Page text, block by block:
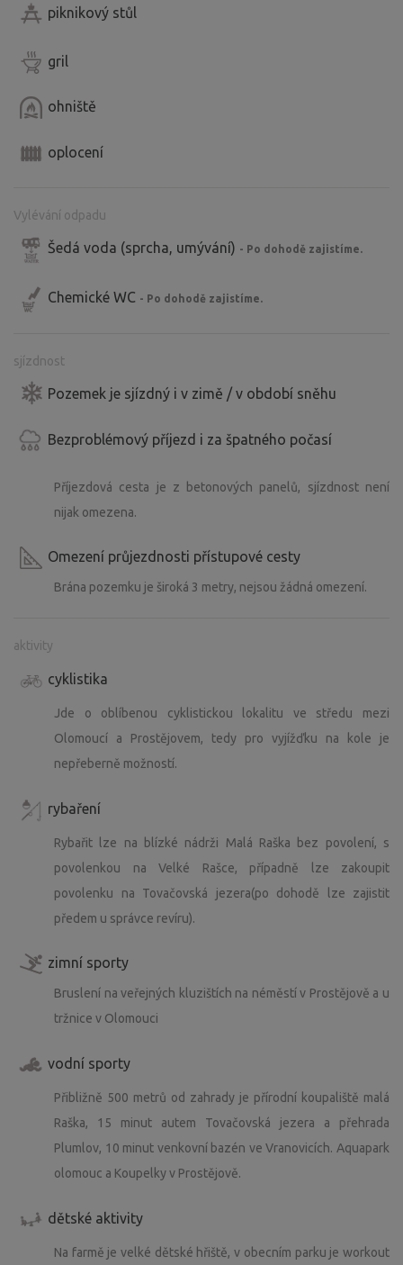
piknikový stůl
gril
ohniště
oplocení
Vylévání odpadu
Šedá voda (sprcha, umývání) - Po dohodě zajistíme.
Chemické WC - Po dohodě zajistíme.
sjízdnost
Pozemek je sjízdný i v zimě / v období sněhu
Bezproblémový příjezd i za špatného počasí
Příjezdová cesta je z betonových panelů, sjízdnost není
nijak omezena.
Omezení průjezdnosti přístupové cesty
Brána pozemku je široká 3 metry, nejsou žádná omezení.
aktivity
cyklistika
Jde o oblíbenou cyklistickou lokalitu ve středu mezi
Olomoucí a Prostějovem, tedy pro vyjížďku na kole je
nepřeberně možností.
rybaření
Rybařit lze na blízké nádrži Malá Raška bez povolení, s
povolenkou na Velké Rašce, případně lze zakoupit
povolenku na Tovačovská jezera(po dohodě lze zajistit
předem u správce revíru).
zimní sporty
Bruslení na veřejných kluzištích na néměstí v Prostějově a u
tržnice v Olomouci
vodní sporty
Přibližně 500 metrů od zahrady je přírodní koupaliště malá
Raška, 15 minut autem Tovačovská jezera a přehrada
Plumlov, 10 minut venkovní bazén ve Vranovicích. Aquapark
olomouc a Koupelky v Prostějově.
dětské aktivity
Na farmě je velké dětské hřiště, v obecním parku je workout